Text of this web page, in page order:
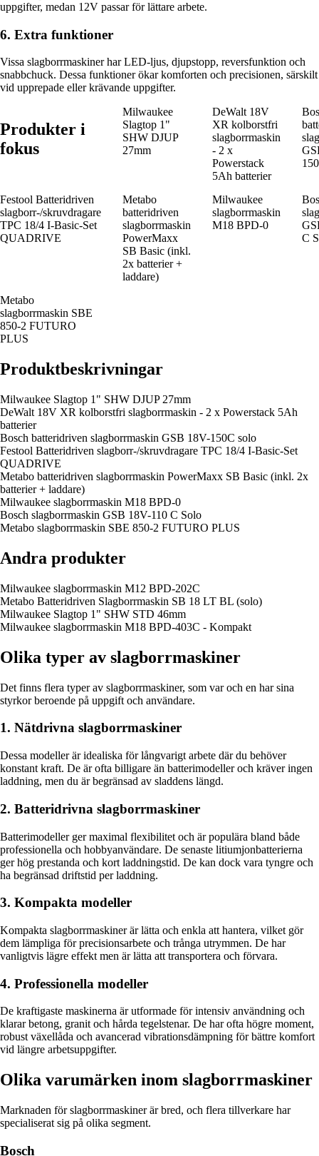
uppgifter, medan 12V passar för lättare arbete.
6. Extra funktioner
Vissa slagborrmaskiner har LED-ljus, djupstopp, reversfunktion och
snabbchuck. Dessa funktioner ökar komforten och precisionen, särskilt
vid upprepade eller krävande uppgifter.
Produkter i
fokus
Milwaukee
Slagtop 1"
SHW DJUP
27mm
DeWalt 18V
XR kolborstfri
slagborrmaskin
- 2 x
Powerstack
5Ah batterier
Festool Batteridriven
slagborr-/skruvdragare
TPC 18/4 I-Basic-Set
QUADRIVE
Metabo
batteridriven
slagborrmaskin
PowerMaxx
SB Basic (inkl.
2x batterier +
laddare)
Milwaukee
slagborrmaskin
M18 BPD-0
C
Metabo
slagborrmaskin SBE
850-2 FUTURO
PLUS
Produktbeskrivningar
Milwaukee Slagtop 1" SHW DJUP 27mm
DeWalt 18V XR kolborstfri slagborrmaskin - 2 x Powerstack 5Ah
batterier
Bosch batteridriven slagborrmaskin GSB 18V-150C solo
Festool Batteridriven slagborr-/skruvdragare TPC 18/4 I-Basic-Set
QUADRIVE
Metabo batteridriven slagborrmaskin PowerMaxx SB Basic (inkl. 2x
batterier + laddare)
Milwaukee slagborrmaskin M18 BPD-0
Bosch slagborrmaskin GSB 18V-110 C Solo
Metabo slagborrmaskin SBE 850-2 FUTURO PLUS
Andra produkter
Milwaukee slagborrmaskin M12 BPD-202C
Metabo Batteridriven Slagborrmaskin SB 18 LT BL (solo)
Milwaukee Slagtop 1" SHW STD 46mm
Milwaukee slagborrmaskin M18 BPD-403C - Kompakt
Olika typer av slagborrmaskiner
Det finns flera typer av slagborrmaskiner, som var och en har sina
styrkor beroende på uppgift och användare.
1. Nätdrivna slagborrmaskiner
Dessa modeller är idealiska för långvarigt arbete där du behöver
konstant kraft. De är ofta billigare än batterimodeller och kräver ingen
laddning, men du är begränsad av sladdens längd.
2. Batteridrivna slagborrmaskiner
Batterimodeller ger maximal flexibilitet och är populära bland både
professionella och hobbyanvändare. De senaste litiumjonbatterierna
ger hög prestanda och kort laddningstid. De kan dock vara tyngre och
ha begränsad driftstid per laddning.
3. Kompakta modeller
Kompakta slagborrmaskiner är lätta och enkla att hantera, vilket gör
dem lämpliga för precisionsarbete och trånga utrymmen. De har
vanligtvis lägre effekt men är lätta att transportera och förvara.
4. Professionella modeller
De kraftigaste maskinerna är utformade för intensiv användning och
klarar betong, granit och hårda tegelstenar. De har ofta högre moment,
robust växellåda och avancerad vibrationsdämpning för bättre komfort
vid längre arbetsuppgifter.
Olika varumärken inom slagborrmaskiner
Marknaden för slagborrmaskiner är bred, och flera tillverkare har
specialiserat sig på olika segment.
Bosch